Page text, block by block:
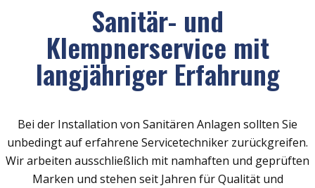
Sanitär- und
Klempnerservice mit
langjähriger Erfahrung
Bei der Installation von Sanitären Anlagen sollten Sie
unbedingt auf erfahrene Servicetechniker zurückgreifen.
Wir arbeiten ausschließlich mit namhaften und geprüften
Marken und stehen seit Jahren für Qualität und